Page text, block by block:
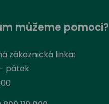
můžeme pomoci?
zákaznická linka:
pátek